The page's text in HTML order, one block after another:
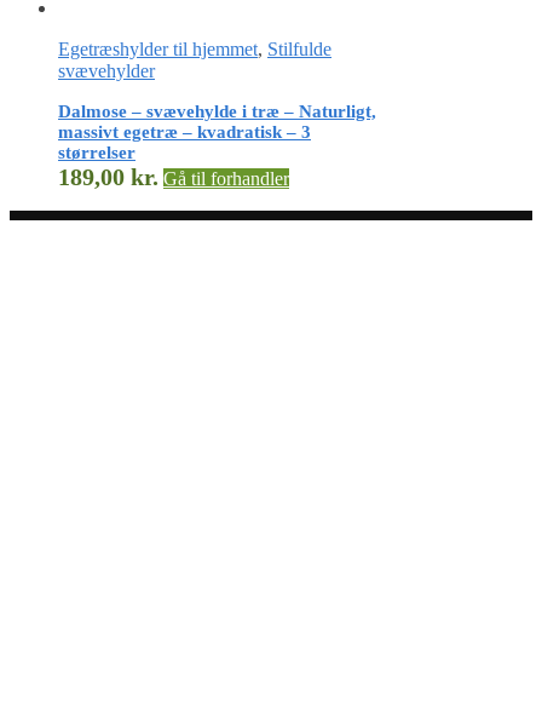
Egetræshylder til hjemmet, Stilfulde
svævehylder
Dalmose – svævehylde i træ – Naturligt,
massivt egetræ – kvadratisk – 3
størrelser
189,00 kr. Gå til forhandler